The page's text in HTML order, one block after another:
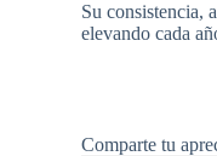
Su consistencia,
elevando cada
Comparte tu